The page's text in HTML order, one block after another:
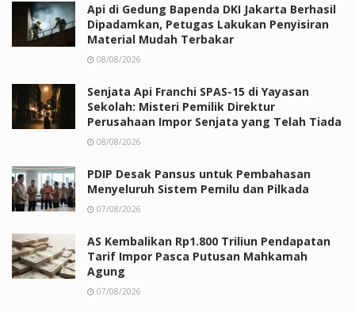
Api di Gedung Bapenda DKI Jakarta Berhasil
Dipadamkan, Petugas Lakukan Penyisiran
Material Mudah Terbakar
08/08/2026
Senjata Api Franchi SPAS-15 di Yayasan
Sekolah: Misteri Pemilik Direktur
Perusahaan Impor Senjata yang Telah Tiada
08/08/2026
PDIP Desak Pansus untuk Pembahasan
Menyeluruh Sistem Pemilu dan Pilkada
07/08/2026
AS Kembalikan Rp1.800 Triliun Pendapatan
Tarif Impor Pasca Putusan Mahkamah
Agung
07/08/2026